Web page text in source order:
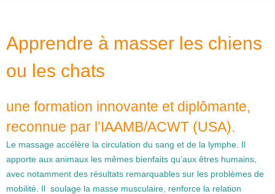
Apprendre à masser les chiens
ou les chats
une formation innovante et diplômante,
reconnue par l’IAAMB/ACWT (USA).
Le massage accélère la circulation du sang et de la lymphe. Il
apporte aux animaux les mêmes bienfaits qu’aux êtres humains,
avec notamment des résultats remarquables sur les problèmes de
mobilité. Il soulage la masse musculaire, renforce la relation